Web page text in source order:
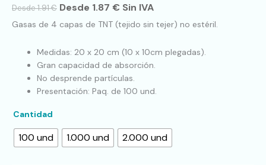
Desde1.91€ Desde 1.87 € Sin IVA
Gasas de 4 capas de TNT (tejido sin tejer) no estéril.
Medidas: 20 x 20 cm (10 x 10cm plegadas).
Gran capacidad de absorción.
No desprende partículas.
Presentación: Paq. de 100 und.
Cantidad
100 und 1.000 und 2.000 und